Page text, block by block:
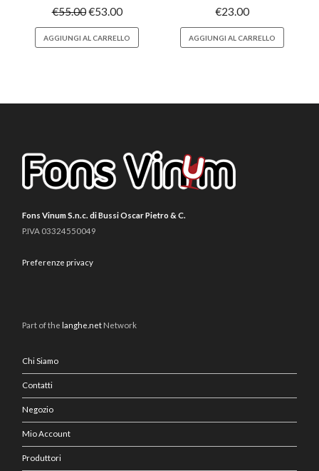
€55.00€53.00
AGGIUNGI AL CARRELLO
€23.00
AGGIUNGI AL CARRELLO
Fons Vinum S.n.c. di Bussi Oscar Pietro & C.
P.IVA 03324550049
Preferenze privacy
Part of the langhe.net Network
Chi Siamo
Contatti
Negozio
Mio Account
Produttori